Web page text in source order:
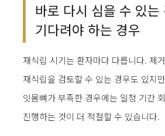
바로 다시 심을 수 있는
기다려야 하는 경우
재식립 시기는 환자마다 다릅니다. 제
재식립을 검토할 수 있는 경우도 있지
잇몸뼈가 부족한 경우에는 일정 기간
진행하는 것이 더 적절할 수 있습니다.